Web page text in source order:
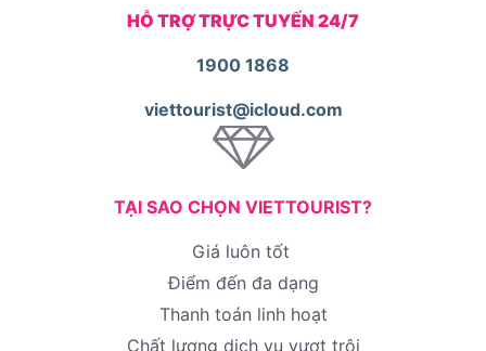
HỖ TRỢ TRỰC TUYẾN 24/7
1900 1868
viettourist@icloud.com
TẠI SAO CHỌN VIETTOURIST?
Giá luôn tốt
Điểm đến đa dạng
Thanh toán linh hoạt
Chất lượng dịch vụ vượt trội